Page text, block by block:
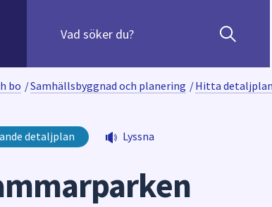
innehåll
När
börjar
skriva
sökfältet
kommer
bo /Samhällsbyggnad och planering /Hitta
detaljplan Lyssna